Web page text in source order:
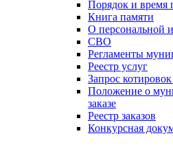
Порядок и время
Книга памяти
О персональной
СВО
Регламенты
Реестр услуг
Запрос
Положение о
заказе
Реестр заказов
Конкурсная